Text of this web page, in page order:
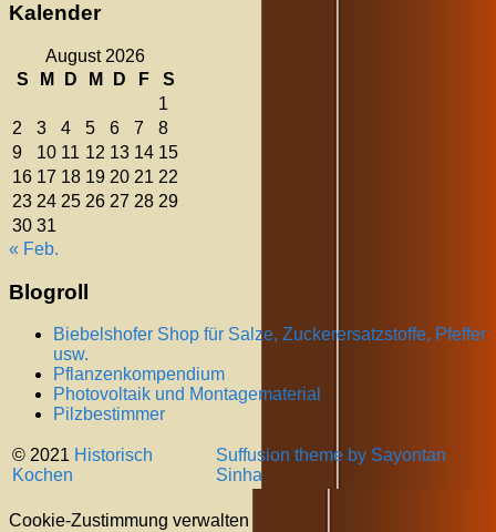
Kalender
August 2026
S
M D M D F
S
1
2
3 4 5 6 7
8
9
10 11 12 13 14 15
16 17 18 19 20 21 22
23 24 25 26 27 28 29
30 31
« Feb.
Blogroll
Biebelshofer Shop für Salze, Zuckerersatzstoffe, Pfeffer
usw.
Pflanzenkompendium
Photovoltaik und Montagematerial
Pilzbestimmer
© 2021 Historisch
Kochen
Suffusion theme by Sayontan
Sinha
Cookie-Zustimmung verwalten